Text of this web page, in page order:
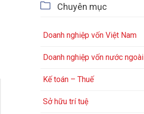
 Chuyên mục
Doanh nghiệp vốn Việt Nam
Doanh nghiệp vốn nước ngoài
Kế toán – Thuế
Sở hữu trí tuệ